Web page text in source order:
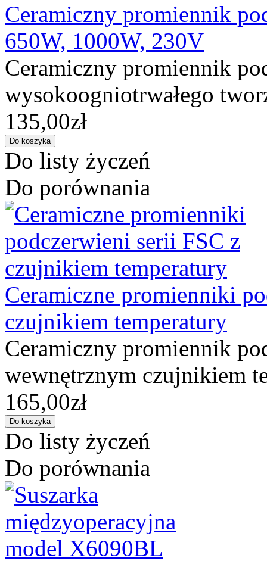
Ceramiczny promiennik
650W, 1000W, 230V
Ceramiczny promiennik
wysokoogniotrwałego
135,00zł
Do listy życzeń
Do porównania
Ceramiczne promienniki
czujnikiem temperatury
Ceramiczny promiennik
wewnętrznym czujnikiem
165,00zł
Do listy życzeń
Do porównania